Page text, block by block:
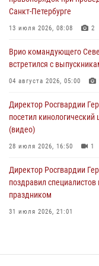
Лучшие футбольные
определили на Кубани
В Кузбассе
мать
Санкт-Петербурге
13 июля 2026, 08:08 2
Врио командующего
встретился с
04 августа 2026, 05:00
Директор Росгвардии
посетил
(видео)
28 июля 2026, 16:50 1
Директор Росгвардии
поздравил
праздником
31 июля 2026, 21:01